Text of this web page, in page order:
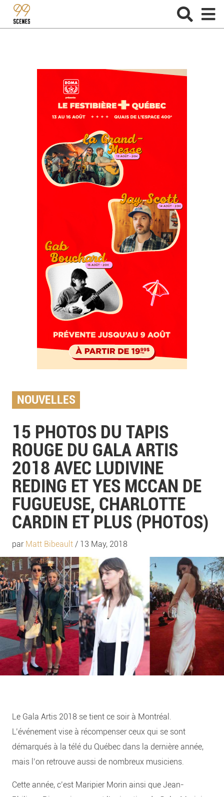
NOUVELLES
15 PHOTOS DU TAPIS
ROUGE DU GALA ARTIS
2018 AVEC LUDIVINE
REDING ET YES MCCAN DE
FUGUEUSE, CHARLOTTE
CARDIN ET PLUS (PHOTOS)
par Matt Bibeault / 13 May, 2018
Le Gala Artis 2018 se tient ce soir à Montréal.
L’événement vise à récompenser ceux qui se sont
démarqués à la télé du Québec dans la dernière année,
mais l’on retrouve aussi de nombreux musiciens.
Cette année, c’est Maripier Morin ainsi que Jean-